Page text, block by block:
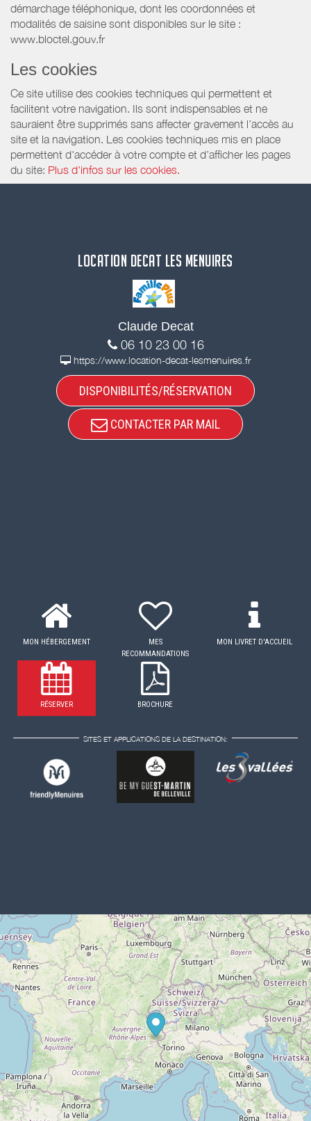
démarchage téléphonique, dont les coordonnées et
modalités de saisine sont disponibles sur le site :
www.bloctel.gouv.fr
Les cookies
Ce site utilise des cookies techniques qui permettent et
facilitent votre navigation. Ils sont indispensables et ne
sauraient être supprimés sans affecter gravement l’accès au
site et la navigation. Les cookies techniques mis en place
permettent d'accéder à votre compte et d’afficher les pages
du site: Plus d'infos sur les cookies.
LOCATION DECAT LES MENUIRES
Claude Decat
06 10 23 00 16
https://www.location-decat-lesmenuires.fr
DISPONIBILITÉS/RÉSERVATION
CONTACTER PAR MAIL
MON HÉBERGEMENT
MES
RECOMMANDATIONS
MON LIVRET D'ACCUEIL
RÉSERVER BROCHURE
SITES ET APPLICATIONS DE LA DESTINATION: